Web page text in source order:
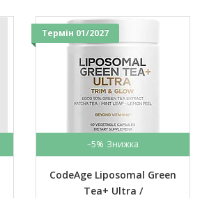
Термін 01/2027
–5%
CodeAge Liposomal Green
Tea+ Ultra /